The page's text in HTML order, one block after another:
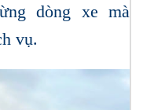
dòng xe mà
vụ.